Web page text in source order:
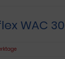
WAC